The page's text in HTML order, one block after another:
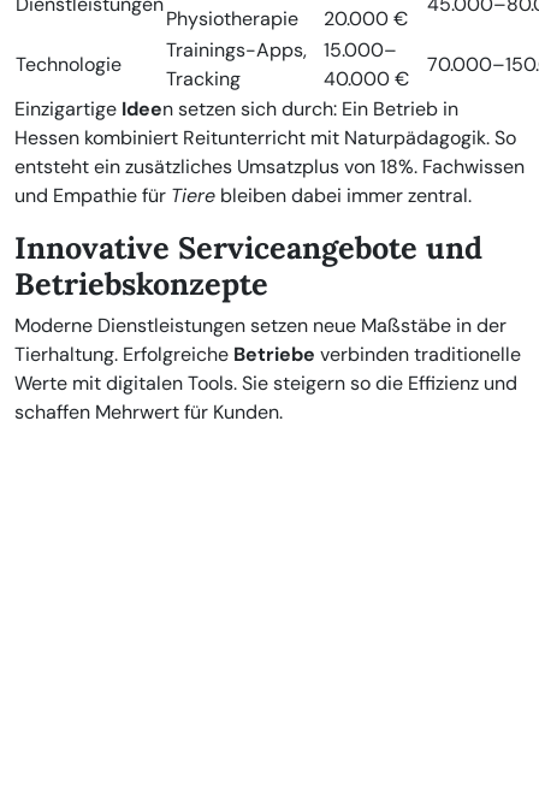
Physiotherapie
20.000 €
Technologie
Trainings-Apps,
Tracking
15.000–
40.000 €
Einzigartige Ideen setzen sich durch: Ein Betrieb in
Hessen kombiniert Reitunterricht mit Naturpädagogik. So
entsteht ein zusätzliches Umsatzplus von 18%. Fachwissen
und Empathie für Tiere bleiben dabei immer zentral.
Innovative Serviceangebote und
Betriebskonzepte
Moderne Dienstleistungen setzen neue Maßstäbe in der
Tierhaltung. Erfolgreiche Betriebe verbinden traditionelle
Werte mit digitalen Tools. Sie steigern so die Effizienz und
schaffen Mehrwert für Kunden.